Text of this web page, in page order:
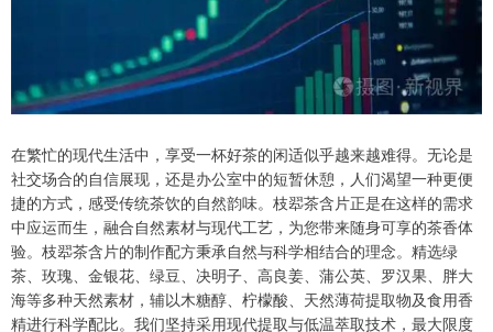
在繁忙的现代生活中，享受一杯好茶的闲适似乎越来越难得。无论是
社交场合的自信展现，还是办公室中的短暂休憩，人们渴望一种更便
捷的方式，感受传统茶饮的自然韵味。枝翆茶含片正是在这样的需求
中应运而生，融合自然素材与现代工艺，为您带来随身可享的茶香体
验。枝翆茶含片的制作配方秉承自然与科学相结合的理念。精选绿
茶、玫瑰、金银花、绿豆、决明子、高良姜、蒲公英、罗汉果、胖大
海等多种天然素材，辅以木糖醇、柠檬酸、天然薄荷提取物及食用香
精进行科学配比。我们坚持采用现代提取与低温萃取技术，最大限度